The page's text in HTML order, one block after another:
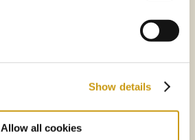
Show details
Allow all cookies